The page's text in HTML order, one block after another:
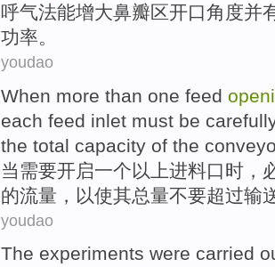
呼气法能增大鼻瓣区开口角度并
功率。
youdao
When more than one feed
each feed inlet must be
the total capacity of the
当需要开启一个以上进料口时，
的流量 ，以使其总量不要超过输
youdao
The experiments were carried